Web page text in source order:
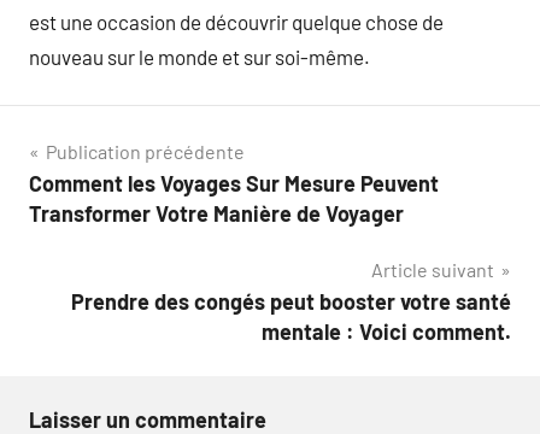
est une occasion de découvrir quelque chose de
nouveau sur le monde et sur soi-même.
Navigation
de
Publication précédente
Comment les Voyages Sur Mesure Peuvent
Transformer Votre Manière de Voyager
Article suivant
Prendre des congés peut booster votre santé
mentale : Voici comment.
Laisser un commentaire